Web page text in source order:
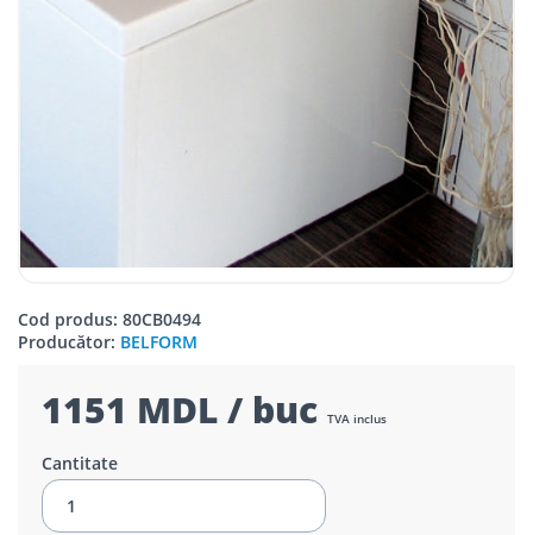
Cod produs: 80CB0494
Producător: BELFORM
1151 MDL / buc TVA inclus
Cantitate